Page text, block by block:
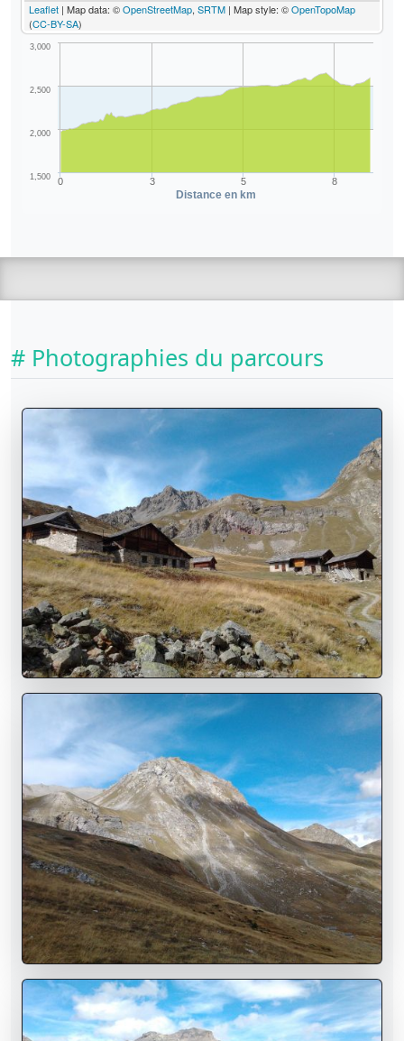
Leaflet | Map data: ©OpenStreetMap, SRTM | Map style: ©OpenTopoMap
(CC-BY-SA)
Distance en km
0 3 5 8
2,000
2,500
1,500
3,000
# Photographies du parcours